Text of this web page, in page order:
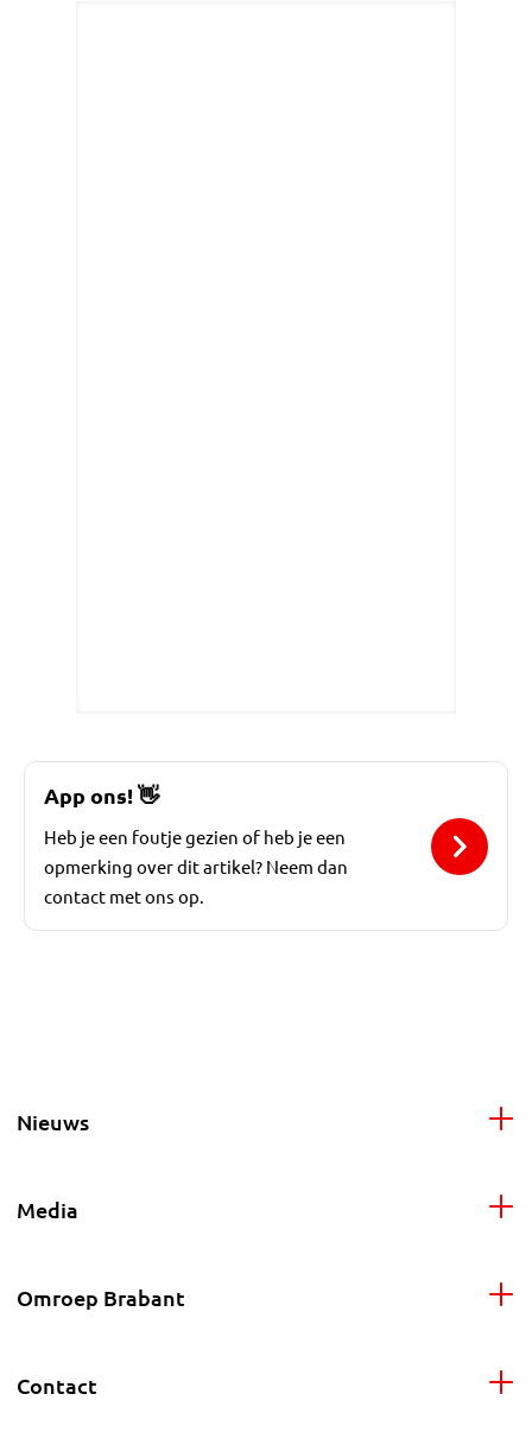
App ons!👋
Heb je een foutje gezien of heb je een
opmerking over dit artikel? Neem dan
contact met ons op.
Nieuws
Media
Omroep Brabant
Contact